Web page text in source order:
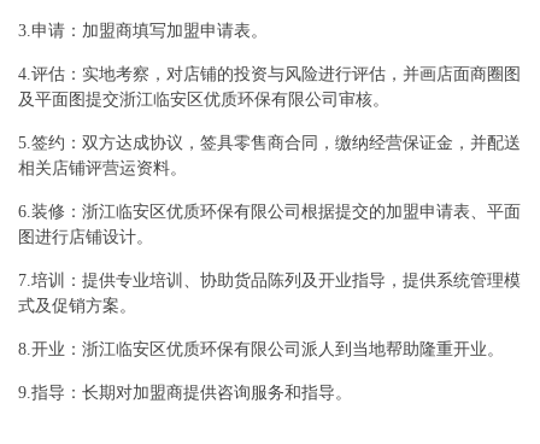
3.申请：加盟商填写加盟申请表。
4.评估：实地考察，对店铺的投资与风险进行评估，并画店面商圈图
及平面图提交浙江临安区优质环保有限公司审核。
5.签约：双方达成协议，签具零售商合同，缴纳经营保证金，并配送
相关店铺评营运资料。
6.装修：浙江临安区优质环保有限公司根据提交的加盟申请表、平面
图进行店铺设计。
7.培训：提供专业培训、协助货品陈列及开业指导，提供系统管理模
式及促销方案。
8.开业：浙江临安区优质环保有限公司派人到当地帮助隆重开业。
9.指导：长期对加盟商提供咨询服务和指导。